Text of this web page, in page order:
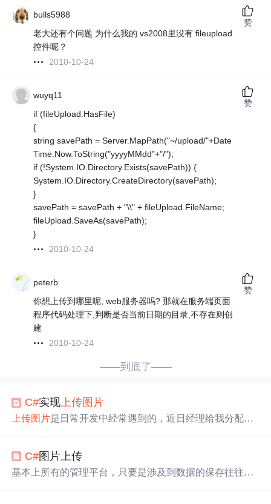
bulls5988
老大还有个问题 为什么我的 vs2008里没有 fileupload
控件呢？
2010-10-24
赞
wuyq11
if (fileUpload.HasFile)
{
string savePath = Server.MapPath("~/upload/"+Date
Time.Now.ToString("yyyyMMdd"+"/");
if (!System.IO.Directory.Exists(savePath)) {
System.IO.Directory.CreateDirectory(savePath);
}
savePath = savePath + "\\" + fileUpload.FileName;
fileUpload.SaveAs(savePath);
}
2010-10-24
赞
peterb
你想上传到哪里呢, web服务器吗? 那就在服务端页面
程序代码处理下,判断是否当前日期的目录,不存在则创
建
2010-10-24
赞
——到底了——
C#实现上传图片
上传图片是日常开发中经常遇到的，近日经理给我分配了
过，这样最起码已经给自己增加了一份信心，至少不会不
知所措了。下面就来说一下关于上传图片实现的内容。
C#图片上传
基本上所有的管理平台，只要是涉及到数据的保存往往都